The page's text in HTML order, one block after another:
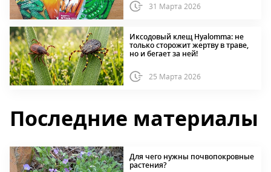
31 Марта 2026
Иксодовый клещ Hyalomma: не
только сторожит жертву в траве,
но и бегает за ней!
25 Марта 2026
Последние материалы
Для чего нужны почвопокровные
растения?